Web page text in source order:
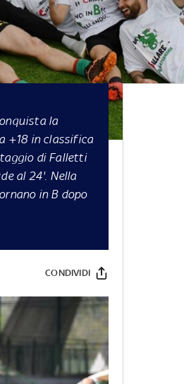
la
+18 in classifica
di Falletti
al 24'. Nella
in B dopo
CONDIVIDI